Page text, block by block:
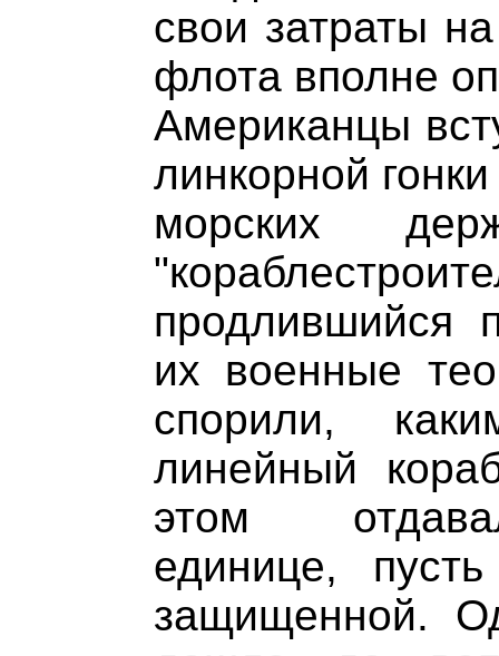
свои затраты
флота вполне
Американцы
линкорной
морских
продлившийся
их военные
спорили,
линейный
этом
единице,
защищенной.